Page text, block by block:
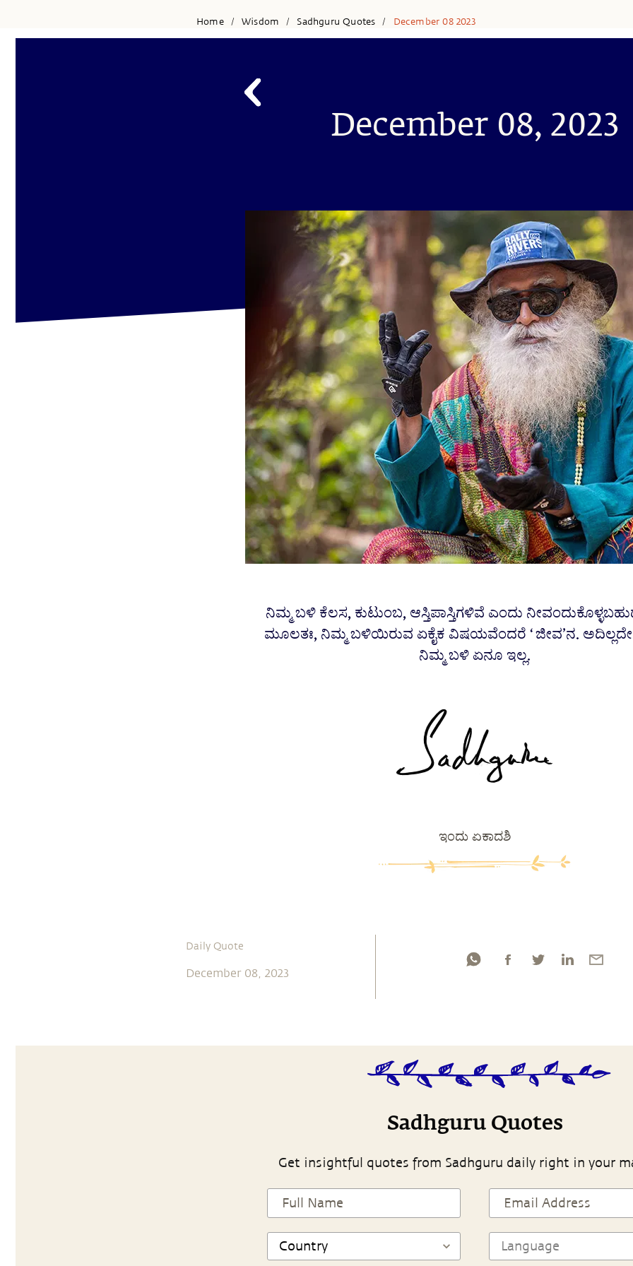
Home / Wisdom / Sadhguru Quotes / December 08 2023
December 08, 2023
ನಿಮ್ಮ ಬಳಿ ಕೆಲಸ, ಕುಟುಂಬ, ಆಸ್ತಿಪಾಸ್ತಿಗಳಿವೆ ಎಂದು
ಮೂಲತಃ, ನಿಮ್ಮ ಬಳಿಯಿರುವ ಏಕೈಕ ವಿಷಯವೆಂದರೆ ‘ಜೀವ’ನ.
ನಿಮ್ಮ ಬಳಿ ಏನೂ ಇಲ್ಲ.
ಇಂದು ಏಕಾದಶಿ
Daily Quote
December 08, 2023
Sadhguru Quotes
Get insightful quotes from Sadhguru daily right in your